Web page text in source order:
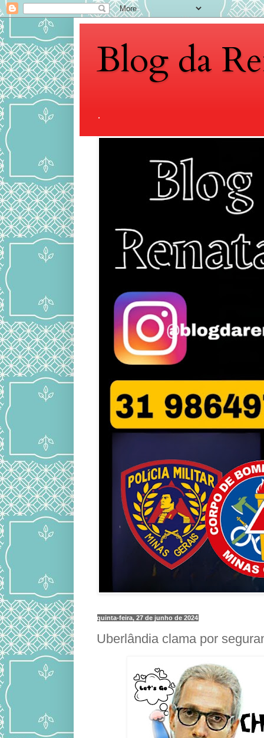
Blog da
.
quinta-feira, 27 de junho de 2024
Uberlândia clama por